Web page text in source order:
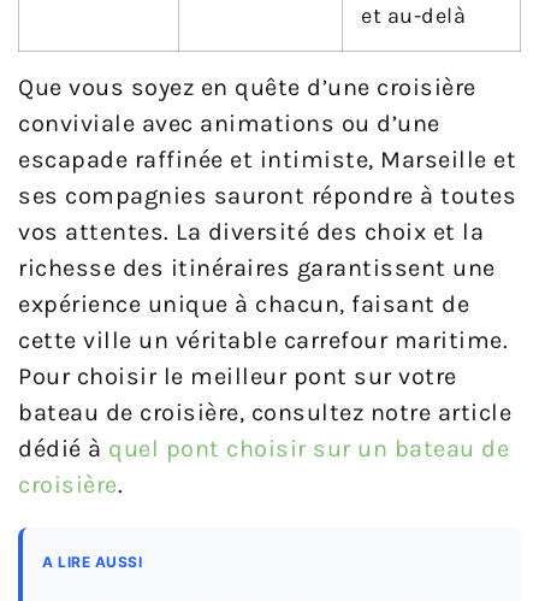
et au-delà
Que vous soyez en quête d’une croisière
conviviale avec animations ou d’une
escapade raffinée et intimiste, Marseille et
ses compagnies sauront répondre à toutes
vos attentes. La diversité des choix et la
richesse des itinéraires garantissent une
expérience unique à chacun, faisant de
cette ville un véritable carrefour maritime.
Pour choisir le meilleur pont sur votre
bateau de croisière, consultez notre article
dédié à quel pont choisir sur un bateau de
croisière.
A LIRE AUSSI